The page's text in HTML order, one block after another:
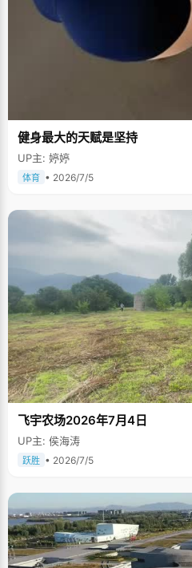
健身最大的天赋是坚持
UP主: 婷婷
体育 • 2026/7/5
飞宇农场2026年7月4日
UP主: 侯海涛
跃胜 • 2026/7/5